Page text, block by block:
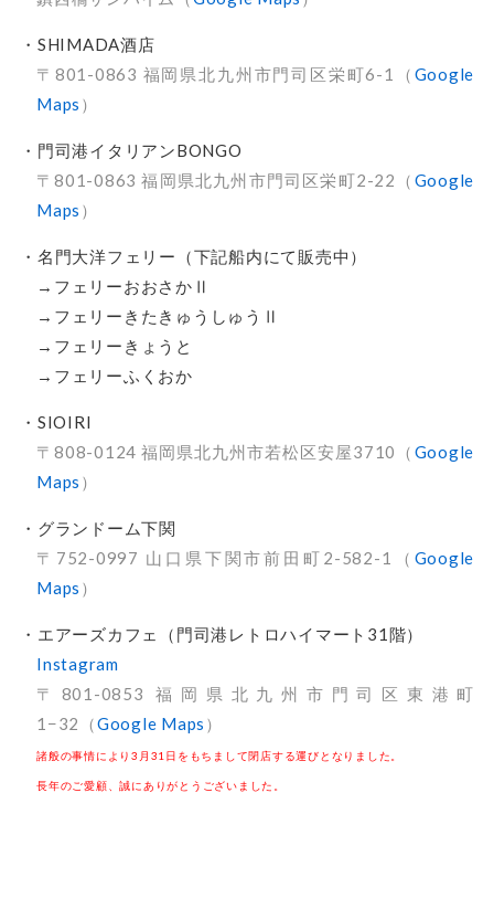
・SHIMADA酒店
〒801-0863 福岡県北九州市門司区栄町6-1（ Google
Maps ）
・門司港イタリアンBONGO
〒801-0863 福岡県北九州市門司区栄町2-22（ Google
Maps ）
・名門大洋フェリー（下記船内にて販売中）
→フェリーおおさかⅡ
→フェリーきたきゅうしゅうⅡ
→フェリーきょうと
→フェリーふくおか
・SIOIRI
〒808-0124 福岡県北九州市若松区安屋3710（ Google
Maps ）
・グランドーム下関
〒752-0997 山口県下関市前田町2-582-1（ Google
Maps ）
・エアーズカフェ（門司港レトロハイマート31階）
Instagram
〒801-0853 福岡県北九州市門司区東港町
1−32（Google Maps ）
諸般の事情により3月31日をもちまして閉店する運びとなりました。
長年のご愛顧、誠にありがとうございました。